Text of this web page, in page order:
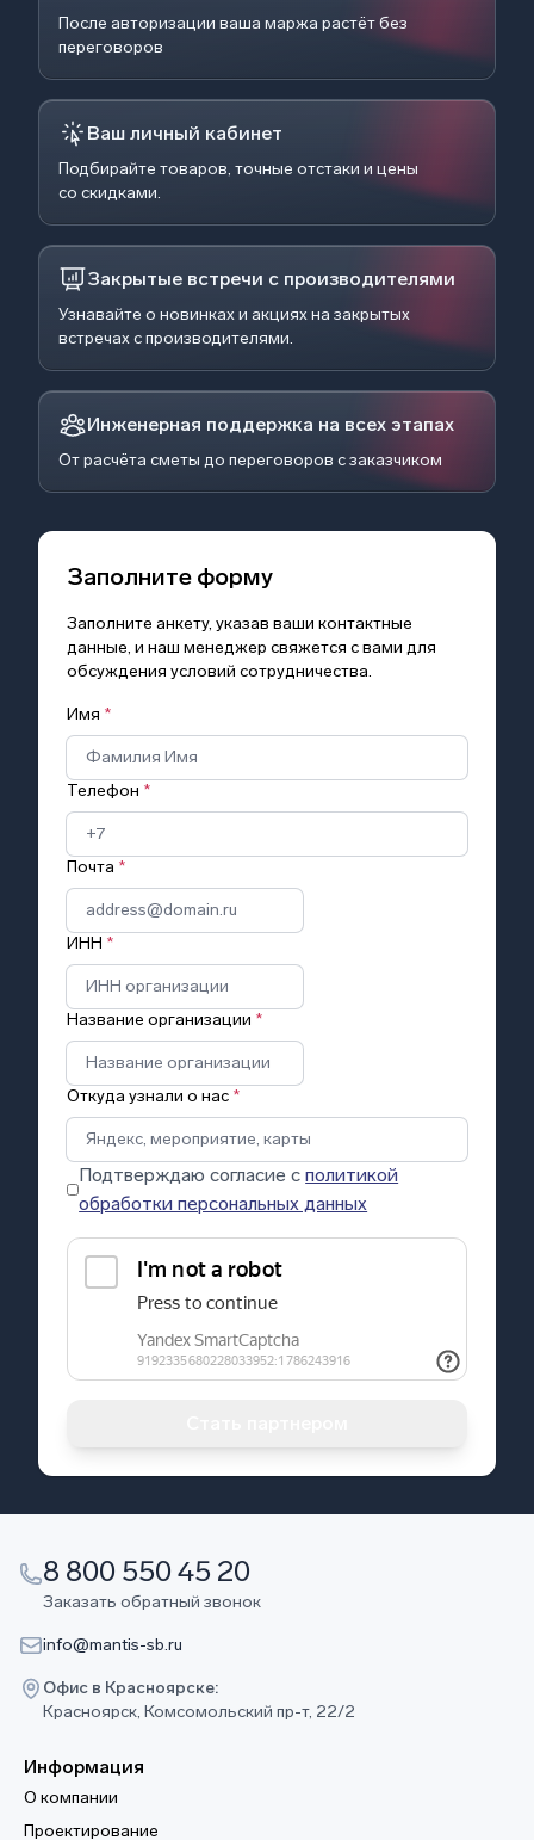
После авторизации ваша маржа растёт без
переговоров
Ваш личный кабинет
Подбирайте товаров, точные отстаки и цены
со скидками.
Закрытые встречи с производителями
Узнавайте о новинках и акциях на закрытых
встречах с производителями.
Инженерная поддержка на всех этапах
От расчёта сметы до переговоров с заказчиком
Заполните форму
Заполните анкету, указав ваши контактные
данные, и наш менеджер свяжется с вами для
обсуждения условий сотрудничества.
Имя *
Телефон *
Почта *
ИНН *
Название организации *
Откуда узнали о нас *
Подтверждаю согласие сполитикой
обработки персональных данных
8 800 550 45 20
Заказать обратный звонок
info@mantis-sb.ru
Офис в Красноярске:
Красноярск, Комсомольский пр-т, 22/2
Информация
О компании
Проектирование